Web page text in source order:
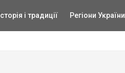
Історія і традиції Регіони України